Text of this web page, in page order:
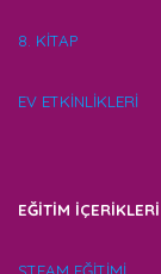
8. KİTAP
EV ETKİNLİKLERİ
EĞİTİM İÇERİKLERİ